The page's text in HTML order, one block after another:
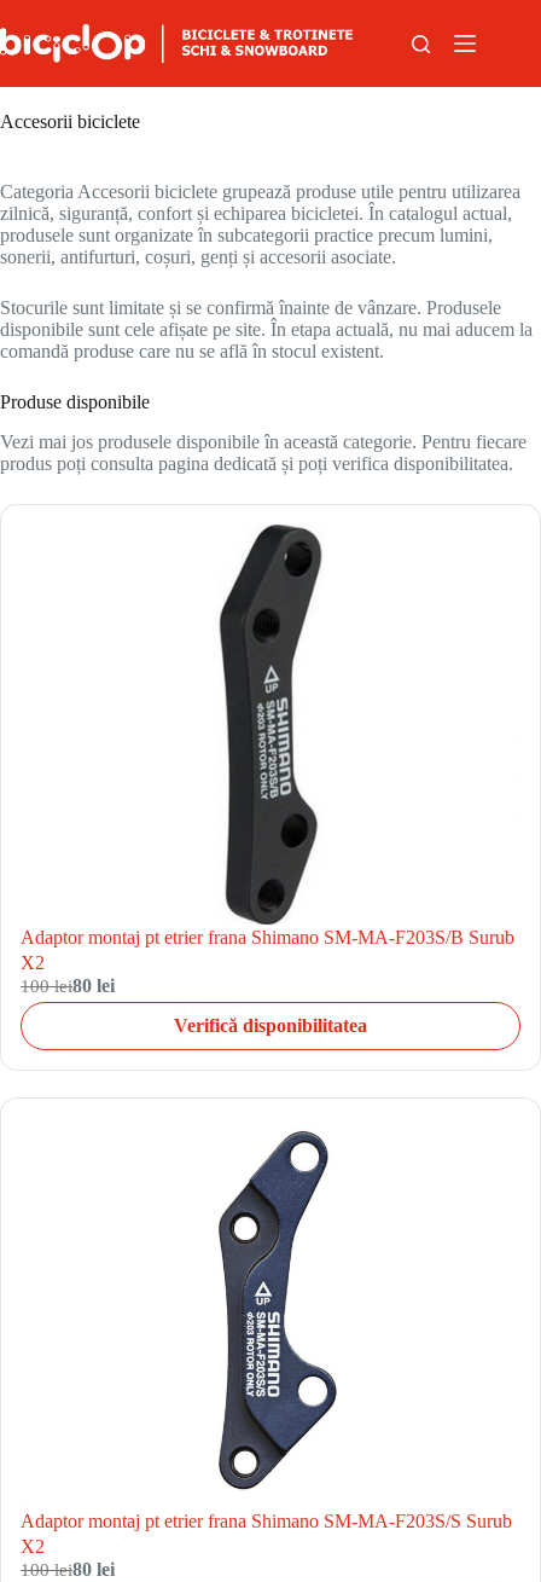
Accesorii biciclete
Categoria Accesorii biciclete grupează produse utile pentru utilizarea
zilnică, siguranță, confort și echiparea bicicletei. În catalogul actual,
produsele sunt organizate în subcategorii practice precum lumini,
sonerii, antifurturi, coșuri, genți și accesorii asociate.
Stocurile sunt limitate și se confirmă înainte de vânzare. Produsele
disponibile sunt cele afișate pe site. În etapa actuală, nu mai aducem la
comandă produse care nu se află în stocul existent.
Produse disponibile
Vezi mai jos produsele disponibile în această categorie. Pentru fiecare
produs poți consulta pagina dedicată și poți verifica disponibilitatea.
Adaptor montaj pt etrier frana Shimano SM-MA-F203S/B Surub
X2
100 lei80 lei
Verifică disponibilitatea
Adaptor montaj pt etrier frana Shimano SM-MA-F203S/S Surub
X2
100 lei80 lei